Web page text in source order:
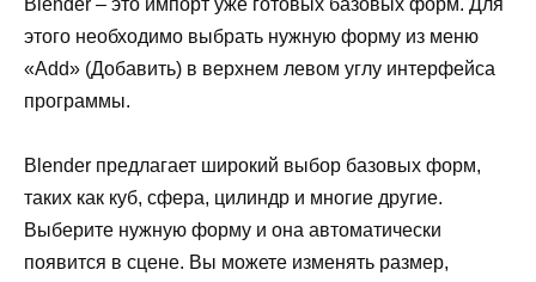
этого необходимо выбрать нужную форму из меню
«Add» (Добавить) в верхнем левом углу интерфейса
программы.
Blender предлагает широкий выбор базовых форм,
таких как куб, сфера, цилиндр и многие другие.
Выберите нужную форму и она автоматически
появится в сцене. Вы можете изменять размер,